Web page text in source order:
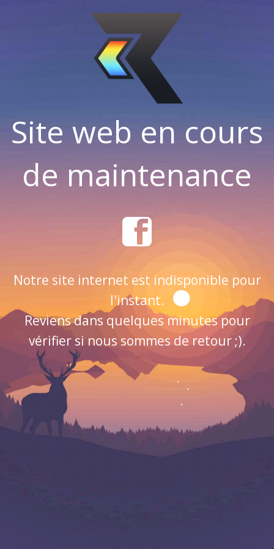
Site web en cours
de maintenance
Notre site internet est indisponible pour
l'instant.
Reviens dans quelques minutes pour
vérifier si nous sommes de retour ;).